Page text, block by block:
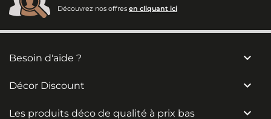
Découvrez nos offres en cliquant ici
Besoin d'aide ? 
Décor Discount 
Les produits déco de qualité à prix bas 